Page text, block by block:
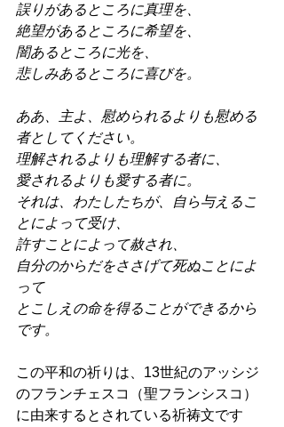
誤りがあるところに真理を、
絶望があるところに希望を、
闇あるところに光を、
悲しみあるところに喜びを。
ああ、主よ、慰められるよりも慰める
者としてください。
理解されるよりも理解する者に、
愛されるよりも愛する者に。
それは、わたしたちが、自ら与えるこ
とによって受け、
許すことによって赦され、
自分のからだをささげて死ぬことによ
って
とこしえの命を得ることができるから
です。
この平和の祈りは、13世紀のアッシジ
のフランチェスコ（聖フランシスコ）
に由来するとされている祈祷文です